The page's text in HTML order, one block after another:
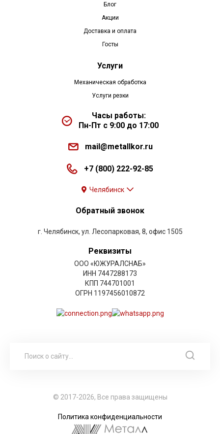
Блог
Акции
Доставка и оплата
Госты
Услуги
Механическая обработка
Услуги резки
Часы работы:
Пн-Пт с 9:00 до 17:00
mail@metallkor.ru
+7 (800) 222-92-85
Челябинск
Обратный звонок
г. Челябинск, ул. Лесопарковая, 8, офис 1505
Реквизиты
ООО «ЮЖУРАЛСНАБ»
ИНН 7447288173
КПП 744701001
ОГРН 1197456010872
© 2017-2026, Все права защищены
Политика конфиденциальности